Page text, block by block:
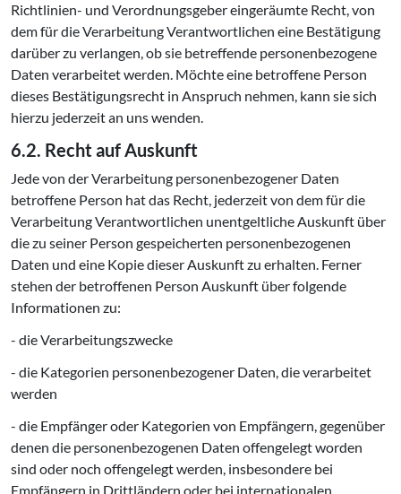
Richtlinien- und Verordnungsgeber eingeräumte Recht, von
dem für die Verarbeitung Verantwortlichen eine Bestätigung
darüber zu verlangen, ob sie betreffende personenbezogene
Daten verarbeitet werden. Möchte eine betroffene Person
dieses Bestätigungsrecht in Anspruch nehmen, kann sie sich
hierzu jederzeit an uns wenden.
6.2. Recht auf Auskunft
Jede von der Verarbeitung personenbezogener Daten
betroffene Person hat das Recht, jederzeit von dem für die
Verarbeitung Verantwortlichen unentgeltliche Auskunft über
die zu seiner Person gespeicherten personenbezogenen
Daten und eine Kopie dieser Auskunft zu erhalten. Ferner
stehen der betroffenen Person Auskunft über folgende
Informationen zu:
- die Verarbeitungszwecke
- die Kategorien personenbezogener Daten, die verarbeitet
werden
- die Empfänger oder Kategorien von Empfängern, gegenüber
denen die personenbezogenen Daten offengelegt worden
sind oder noch offengelegt werden, insbesondere bei
Empfängern in Drittländern oder bei internationalen